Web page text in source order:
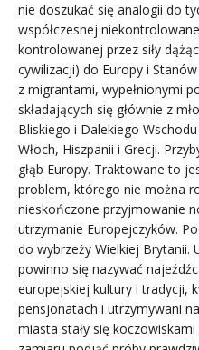
nie doszukać się analogii do
współczesnej
kontrolowanej przez siły
cywilizacji) do Europy i
z migrantami, wypełnionymi
składających się głównie z
Bliskiego i Dalekiego
Włoch, Hiszpanii i Grecji.
głąb Europy. Traktowane to
problem, którego nie można
nieskończone przyjmowanie
utrzymanie Europejczyków.
do wybrzeży Wielkiej Brytanii.
powinno się nazywać
europejskiej kultury i tradycji,
pensjonatach i utrzymywani
miasta stały się